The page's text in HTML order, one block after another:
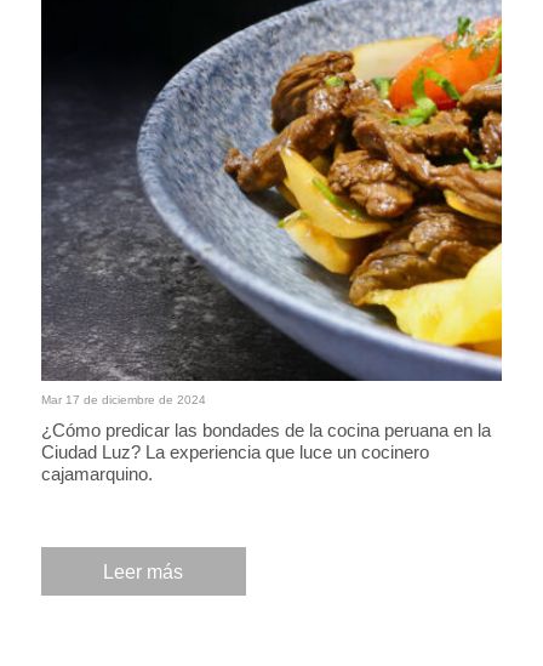
Mar 17 de diciembre de 2024
¿Cómo predicar las bondades de la cocina peruana en la
Ciudad Luz? La experiencia que luce un cocinero
cajamarquino.
Leer más